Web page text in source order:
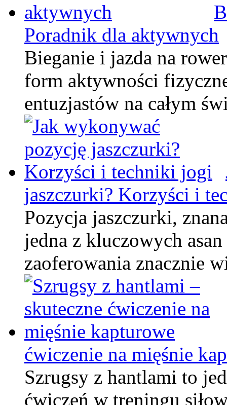
Poradnik dla aktywnych
Bieganie i jazda na
form aktywności
entuzjastów na całym
jaszczurki? Korzyści i
Pozycja jaszczurki,
jedna z kluczowych
zaoferowania znacznie
ćwiczenie na mięśnie
Szrugsy z hantlami to
ćwiczeń w treningu